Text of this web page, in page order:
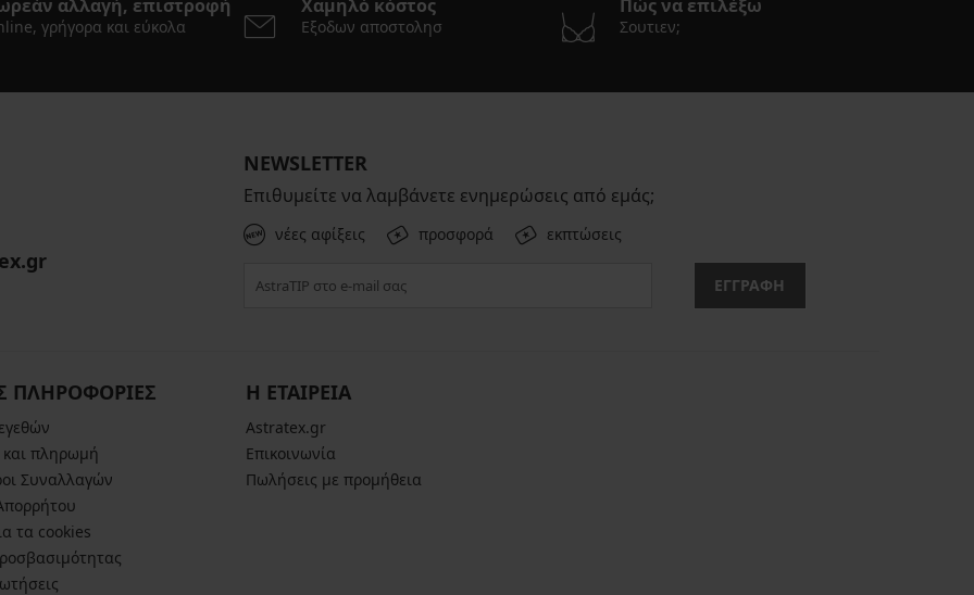
αλλαγή, επιστροφή
γρήγορα και εύκολα
Χαμηλό κόστος
Εξοδων αποστολησ
Πώς να επιλέξω
Σουτιεν;
NEWSLETTER
Επιθυμείτε να λαμβάνετε ενημερώσεις από εμάς;
νέες αφίξεις προσφορά εκπτώσεις
ΕΓΓΡΑΦΗ
ΠΛΗΡΟΦΟΡΙΕΣ
πληρωμή
Συναλλαγών
τα cookies
Η ΕΤΑΙΡΕΙΑ
Astratex.gr
Επικοινωνία
Πωλήσεις με προμήθεια